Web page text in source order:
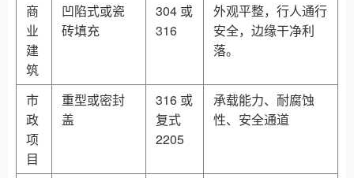
商
业
建
筑
凹陷式或瓷
砖填充
304 或
316
外观平整，行人通行
安全，边缘干净利
落。
市
政
项
目
重型或密封
盖
316 或
复式
2205
承载能力、耐腐蚀
性、安全通道